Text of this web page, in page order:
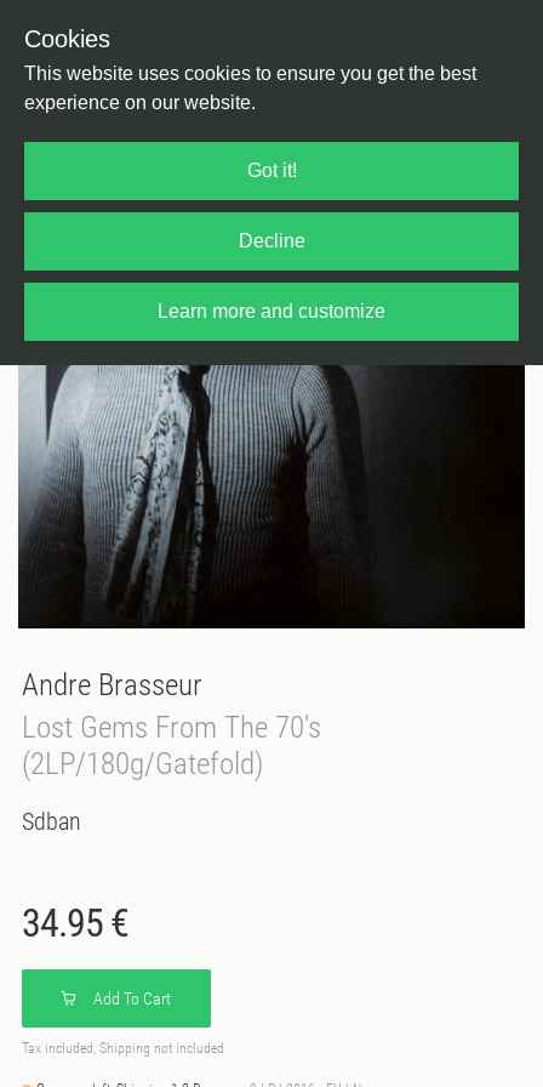
Cookies
This website uses cookies to ensure you get the best
experience on our website.
Got it!
Decline
Learn more and customize
Andre Brasseur
Lost Gems From The 70's
(2LP/180g/Gatefold)
Sdban
34.95 €
Add To Cart
Tax included, Shipping not included